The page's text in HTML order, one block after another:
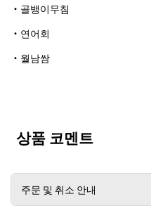
・골뱅이무침
・연어회
・월남쌈
상품 코멘트
주문 및 취소 안내